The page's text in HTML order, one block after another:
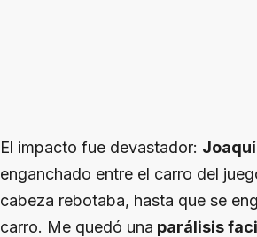
El impacto fue devastador:
enganchado entre el carro del
cabeza rebotaba, hasta que se
carro. Me quedó una parálisis